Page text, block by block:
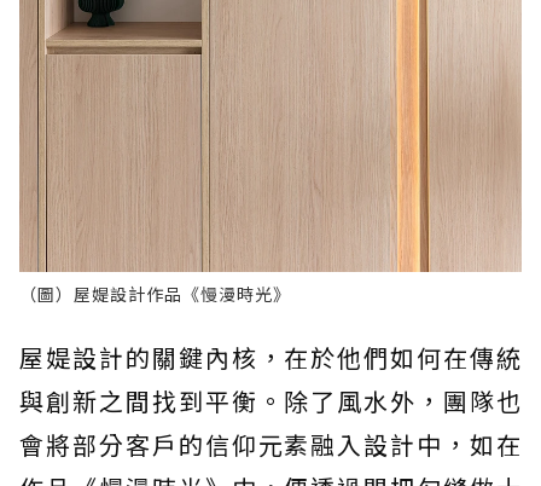
（圖）屋媞設計作品《慢漫時光》
屋媞設計的關鍵內核，在於他們如何在傳統
與創新之間找到平衡。除了風水外，團隊也
會將部分客戶的信仰元素融入設計中，如在